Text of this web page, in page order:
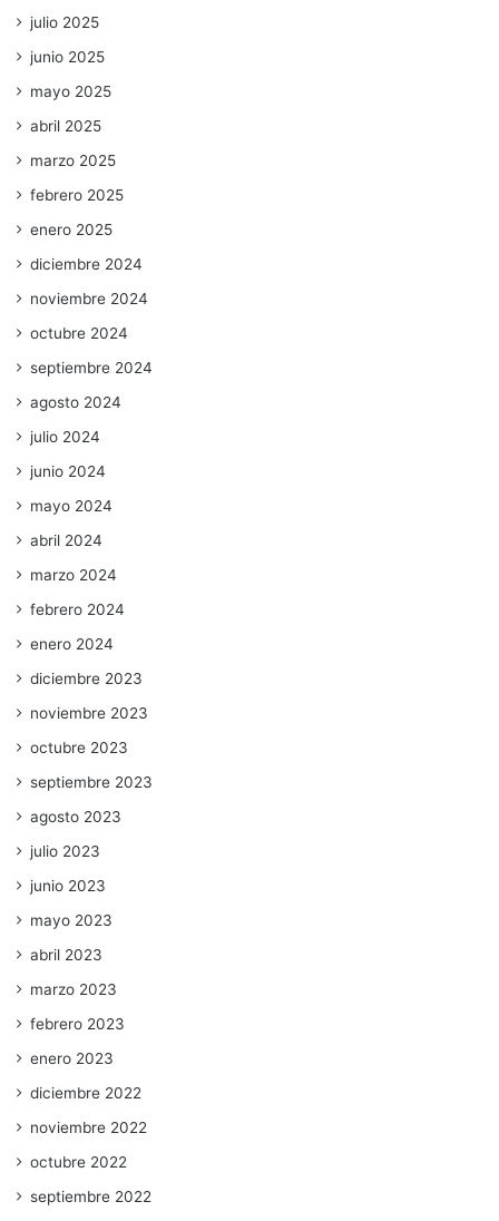
julio 2025
junio 2025
mayo 2025
abril 2025
marzo 2025
febrero 2025
enero 2025
diciembre 2024
noviembre 2024
octubre 2024
septiembre 2024
agosto 2024
julio 2024
junio 2024
mayo 2024
abril 2024
marzo 2024
febrero 2024
enero 2024
diciembre 2023
noviembre 2023
octubre 2023
septiembre 2023
agosto 2023
julio 2023
junio 2023
mayo 2023
abril 2023
marzo 2023
febrero 2023
enero 2023
diciembre 2022
noviembre 2022
octubre 2022
septiembre 2022